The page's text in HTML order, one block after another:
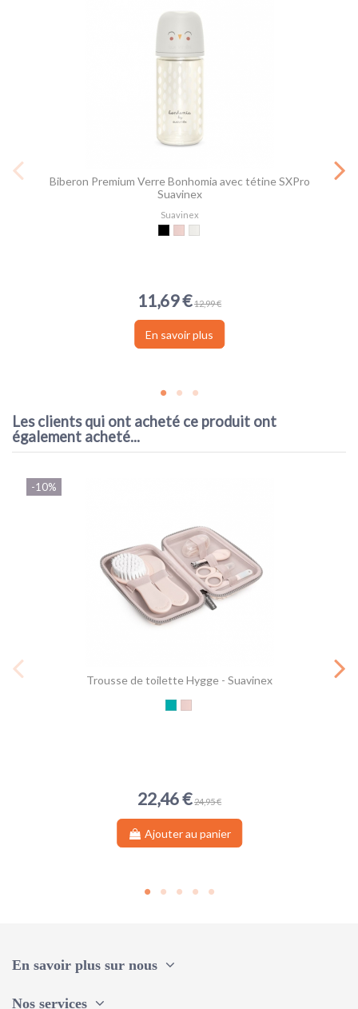
Biberon Premium Verre Bonhomia avec tétine SXPro
Suavinex
Suavinex
11,69 € 12,99 €
Vert pastel
Rose pastel
Gris pastel
En savoir plus
Les clients qui ont acheté ce produit ont
également acheté...
-10%
Trousse de toilette Hygge - Suavinex
22,46 € 24,95 €
Vert aqua
Rose pastel
Ajouter au panier
En savoir plus sur nous
Nos services